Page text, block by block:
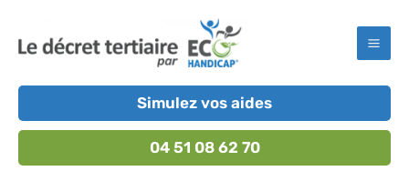
contenu
Simulez vos aides
04 51 08 62 70